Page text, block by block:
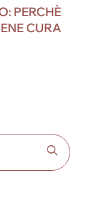
PERCHÈ
CURA